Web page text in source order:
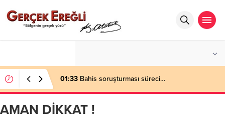
01:33 Bahis soruşturması süreci…
AMAN DİKKAT !